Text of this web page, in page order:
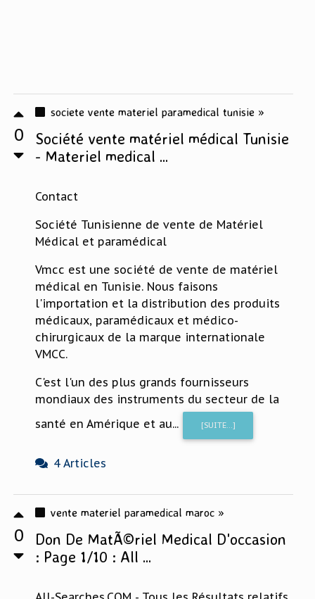
0
societe vente materiel paramedical tunisie »
Société vente matériel médical Tunisie
- Materiel medical ...
Contact
Société Tunisienne de vente de Matériel
Médical et paramédical
Vmcc est une société de vente de matériel
médical en Tunisie. Nous faisons
l'importation et la distribution des produits
médicaux, paramédicaux et médico-
chirurgicaux de la marque internationale
VMCC.
C'est l'un des plus grands fournisseurs
mondiaux des instruments du secteur de la
santé en Amérique et au...
[SUITE...]
4 Articles
0
vente materiel paramedical maroc »
Don De MatÃ©riel Medical D'occasion
: Page 1/10 : All ...